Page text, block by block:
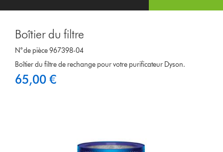
Boîtier du filtre
N° de pièce 967398-04
Boîtier du filtre de rechange pour votre purificateur Dyson.
65,00 €